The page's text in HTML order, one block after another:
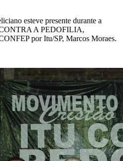
esteve presente durante a
A PEDOFILIA,
por Itu/SP, Marcos Moraes.